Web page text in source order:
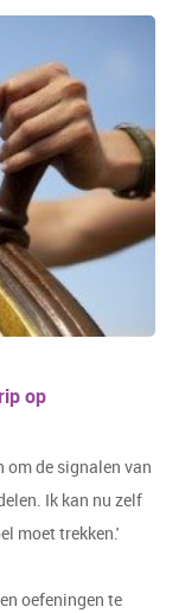
op
om de signalen van
Ik kan nu zelf
moet trekken.'
oefeningen te